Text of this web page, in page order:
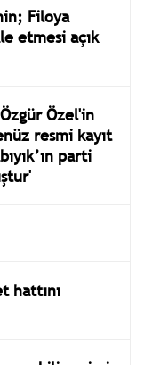
Filoya
etmesi açık
Özel'in
resmi kayıt
parti
hattını